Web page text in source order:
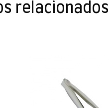
relacionados